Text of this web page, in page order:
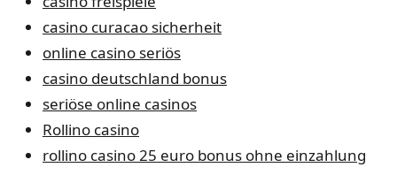
casino curacao sicherheit
online casino seriös
casino deutschland bonus
seriöse online casinos
Rollino casino
rollino casino 25 euro bonus ohne einzahlung